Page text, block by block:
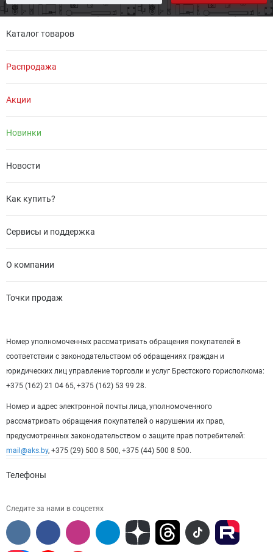
Каталог товаров
Распродажа
Акции
Новинки
Новости
Как купить?
Сервисы и поддержка
О компании
Точки продаж
Номер уполномоченных рассматривать обращения покупателей в
соответствии с законодательством об обращениях граждан и
юридических лиц управление торговли и услуг Брестского горисполкома:
+375 (162) 21 04 65, +375 (162) 53 99 28.
Номер и адрес электронной почты лица, уполномоченного
рассматривать обращения покупателей о нарушении их прав,
предусмотренных законодательством о защите прав потребителей:
mail@aks.by, +375 (29) 500 8 500, +375 (44) 500 8 500.
Телефоны
Следите за нами в соцсетях